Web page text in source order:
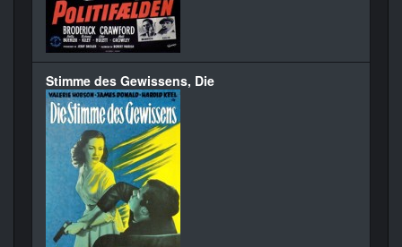
Stimme des Gewissens, Die